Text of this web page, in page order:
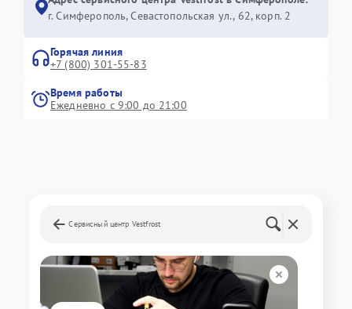
г. Симферополь, Севастопольская ул., 62, корп. 2
Горячая линия
+7 (800) 301-55-83
Время работы
Ежедневно с 9:00 до 21:00
Сервисный центр Vestfrost